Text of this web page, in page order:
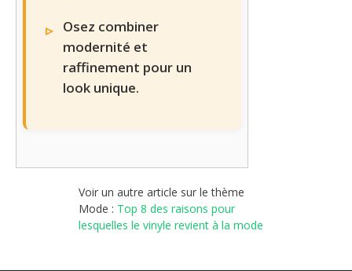
Osez combiner
modernité et
raffinement pour un
look unique.
Voir un autre article sur le thème
Mode : Top 8 des raisons pour
lesquelles le vinyle revient à la mode